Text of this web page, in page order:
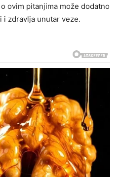
ovim pitanjima može dodatno
i zdravlja unutar veze.